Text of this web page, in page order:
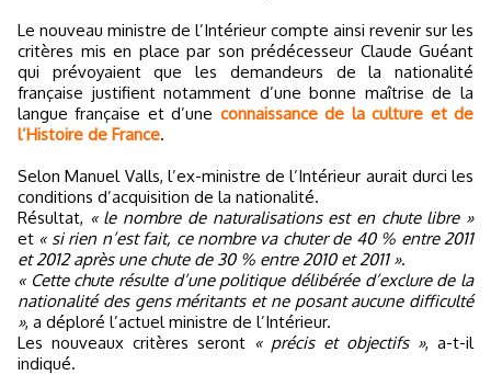
Le nouveau ministre de l’Intérieur compte ainsi revenir sur les
critères mis en place par son prédécesseur Claude Guéant
qui prévoyaient que les demandeurs de la nationalité
française justifient notamment d’une bonne maîtrise de la
langue française et d’une connaissance de la culture et de
l’Histoire de France.
Selon Manuel Valls, l’ex-ministre de l’Intérieur aurait durci les
conditions d’acquisition de la nationalité.
Résultat, « le nombre de naturalisations est en chute libre »
et « si rien n’est fait, ce nombre va chuter de 40 % entre 2011
et 2012 après une chute de 30 % entre 2010 et 2011 ».
« Cette chute résulte d’une politique délibérée d’exclure de la
nationalité des gens méritants et ne posant aucune difficulté
», a déploré l’actuel ministre de l’Intérieur.
Les nouveaux critères seront « précis et objectifs », a-t-il
indiqué.